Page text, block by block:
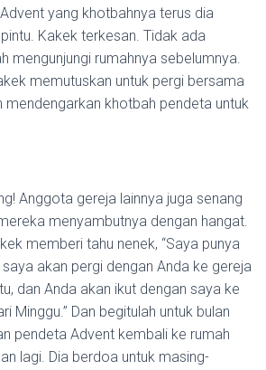
yang khotbahnya terus dia
Kakek terkesan. Tidak ada
mengunjungi rumahnya sebelumnya.
memutuskan untuk pergi bersama
mendengarkan khotbah pendeta untuk
Anggota gereja lainnya juga senang
menyambutnya dengan hangat.
memberi tahu nenek, “Saya punya
akan pergi dengan Anda ke gereja
dan Anda akan ikut dengan saya ke
Minggu.” Dan begitulah untuk bulan
pendeta Advent kembali ke rumah
lagi. Dia berdoa untuk masing-